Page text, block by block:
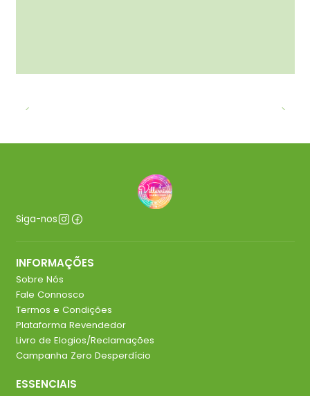
Siga-nos
INFORMAÇÕES
Sobre Nós
Fale Connosco
Termos e Condições
Plataforma Revendedor
Livro de Elogios/Reclamações
Campanha Zero Desperdício
ESSENCIAIS